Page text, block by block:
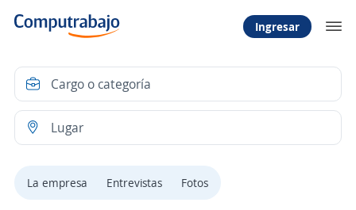
Ingresar
La empresa Entrevistas Fotos